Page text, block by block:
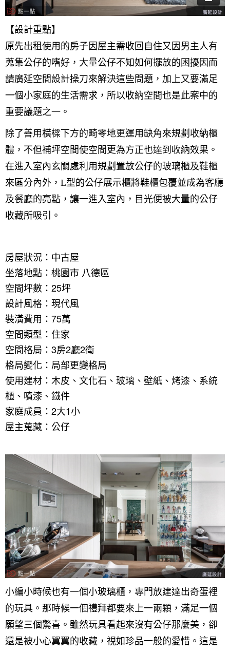
【設計重點】
原先出租使用的房子因屋主需收回自住又因男主人有
蒐集公仔的嗜好，大量公仔不知如何擺放的困擾因而
請廣延空間設計操刀來解決這些問題，加上又要滿足
一個小家庭的生活需求，所以收納空間也是此案中的
重要議題之一。
除了善用橫樑下方的畸零地更運用缺角來規劃收納櫃
體，不但補坪空間使空間更為方正也達到收納效果。
在進入室內玄關處利用規劃置放公仔的玻璃櫃及鞋櫃
來區分內外，L型的公仔展示櫃將鞋櫃包覆並成為客廳
及餐廳的亮點，讓一進入室內，目光便被大量的公仔
收藏所吸引。
房屋狀況：中古屋
坐落地點：桃園市 八德區
空間坪數：25坪
設計風格：現代風
裝潢費用：75萬
空間類型：住家
空間格局：3房2廳2衛
格局變化：局部更變格局
使用建材：木皮、文化石、玻璃、壁紙、烤漆、系統
櫃、噴漆、鐵件
家庭成員：2大1小
屋主蒐藏：公仔
小編小時候也有一個小玻璃櫃，專門放建達出奇蛋裡
的玩具。那時候一個禮拜都要來上一兩顆，滿足一個
願望三個驚喜。雖然玩具看起來沒有公仔那麼美，卻
還是被小心翼翼的收藏，視如珍品一般的愛惜。 這是
找設計師